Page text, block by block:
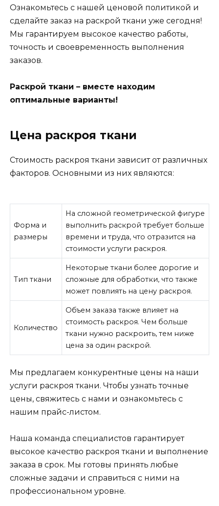
Ознакомьтесь с нашей ценовой политикой и
сделайте заказ на раскрой ткани уже сегодня!
Мы гарантируем высокое качество работы,
точность и своевременность выполнения
заказов.
Раскрой ткани – вместе находим
оптимальные варианты!
Цена раскроя ткани
Стоимость раскроя ткани зависит от различных
факторов. Основными из них являются:
Форма и
размеры
На сложной геометрической фигуре
выполнить раскрой требует больше
времени и труда, что отразится на
стоимости услуги раскроя.
Тип ткани
Некоторые ткани более дорогие и
сложные для обработки, что также
может повлиять на цену раскроя.
Количество
Объем заказа также влияет на
стоимость раскроя. Чем больше
ткани нужно раскроить, тем ниже
цена за один раскрой.
Мы предлагаем конкурентные цены на наши
услуги раскроя ткани. Чтобы узнать точные
цены, свяжитесь с нами и ознакомьтесь с
нашим прайс-листом.
Наша команда специалистов гарантирует
высокое качество раскроя ткани и выполнение
заказа в срок. Мы готовы принять любые
сложные задачи и справиться с ними на
профессиональном уровне.